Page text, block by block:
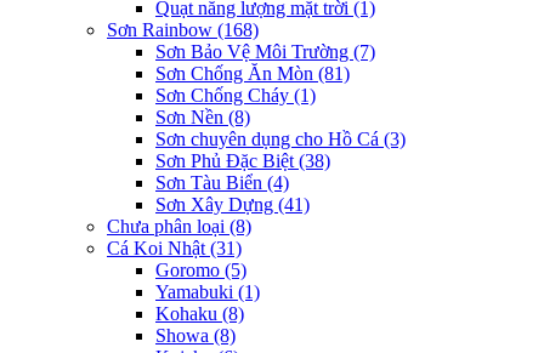
Quạt năng lượng mặt trời (1)
Sơn Rainbow (168)
Sơn Bảo Vệ Môi Trường (7)
Sơn Chống Ăn Mòn (81)
Sơn Chống Cháy (1)
Sơn Nền (8)
Sơn chuyên dụng cho Hồ Cá (3)
Sơn Phủ Đặc Biệt (38)
Sơn Tàu Biển (4)
Sơn Xây Dựng (41)
Chưa phân loại (8)
Cá Koi Nhật (31)
Goromo (5)
Yamabuki (1)
Kohaku (8)
Showa (8)